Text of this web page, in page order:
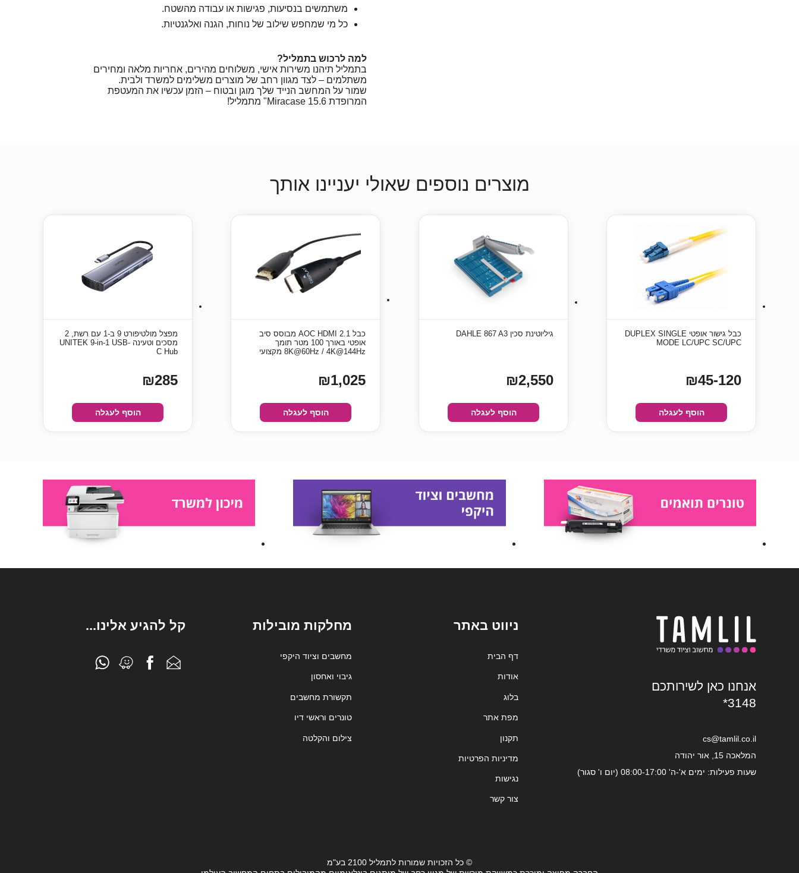
משתמשים בנסיעות, פגישות או עבודה מהשטח.
כל מי שמחפש שילוב של נוחות, הגנה ואלגנטיות.
למה לרכוש בתמליל?
בתמליל תיהנו משירות אישי, משלוחים מהירים, אחריות מלאה ומחירים
משתלמים – לצד מגוון רחב של מוצרים משלימים למשרד ולבית.
שמור על המחשב הנייד שלך מוגן ובטוח – הזמן עכשיו את המעטפת
המרופדת Miracase 15.6" מתמליל!
מוצרים נוספים שאולי יעניינו אותך
כבל גישור אופטי DUPLEX SINGLE
MODE LC/UPC SC/UPC
₪45-120
הוסף לעגלה
גיליוטינת סכין DAHLE 867 A3
₪2,550
הוסף לעגלה
כבל AOC HDMI 2.1 מבוסס סיב
אופטי באורך 100 מטר תומך
8K@60Hz / 4K@144Hz מקצועי
₪1,025
הוסף לעגלה
מפצל מולטיפורט 9 ב-1 עם רשת, 2
מסכים וטעינה UNITEK 9-in-1 USB-
C Hub
₪285
הוסף לעגלה
אנחנו כאן לשירותכם
*3148
cs@tamlil.co.il
המלאכה 15, אור יהודה
שעות פעילות: ימים א'-ה' 08:00-17:00 (יום ו' סגור)
ניווט באתר
דף הבית
אודות
בלוג
מפת אתר
תקנון
מדיניות הפרטיות
נגישות
צור קשר
מחלקות מובילות
מחשבים וציוד היקפי
גיבוי ואחסון
תקשורת מחשבים
טונרים וראשי דיו
צילום והקלטה
קל להגיע אלינו...
© כל הזכויות שמורות לתמליל 2100 בע"מ